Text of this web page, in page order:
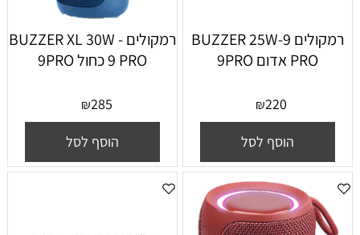
רמקולים BUZZER 25W-9
PRO אדום 9PRO
₪220
הוסף לסל
רמקולים BUZZER XL 30W -
9 PRO כחול 9PRO
₪285
הוסף לסל